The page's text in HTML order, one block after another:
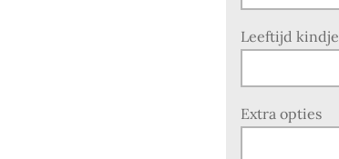
Leeftijd kindje
Extra opties